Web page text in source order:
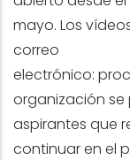
mayo. Los
correo
electrónico:
organización
aspirantes que
continuar en el